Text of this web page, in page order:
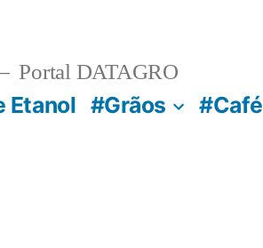
Portal DATAGRO
Etanol #Grãos #Café